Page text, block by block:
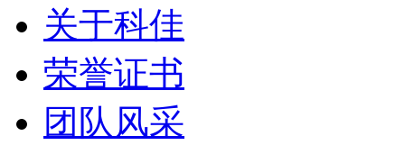
关于科佳
荣誉证书
团队风采